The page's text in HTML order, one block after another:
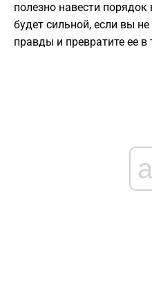
полезно навести порядок
будет сильной, если вы
правды и превратите ее